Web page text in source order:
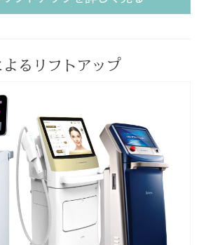
るリフトアップ